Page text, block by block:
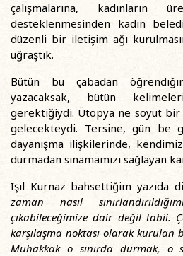
çalışmalarına, kadınların
desteklenmesinden kadın
düzenli bir iletişim ağı
uğraştık.
Bütün bu çabadan
yazacaksak, bütün
gerektiğiydi. Ütopya ne soyut
gelecekteydi. Tersine, gün be
dayanışma ilişkilerinde,
durmadan sınamamızı sağlayan
Işıl Kurnaz bahsettiğim yazıda
zaman nasıl
çıkabileceğimize dair değil tabii.
karşılaşma noktası olarak kurulan
Muhakkak o sınırda durmak, o